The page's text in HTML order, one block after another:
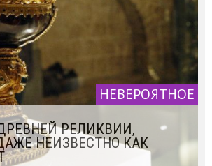
НЕВЕРОЯТНОЕ
РЕЛИКВИИ,
НЕИЗВЕСТНО КАК